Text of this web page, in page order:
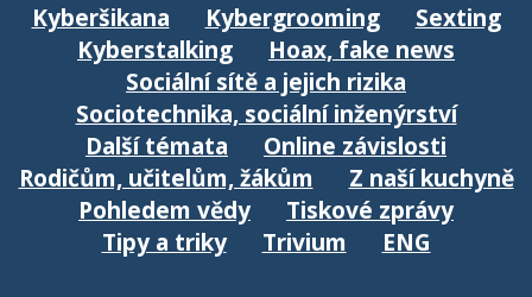
Kyberšikana Kybergrooming
Sexting
Kyberstalking
Hoax, fake news
Sociální sítě a jejich rizika
Sociotechnika, sociální inženýrství
Další témata
Online závislosti
Rodičům, učitelům, žákům
Z naší kuchyně
Pohledem vědy
Tiskové zprávy
Tipy a triky
Trivium ENG